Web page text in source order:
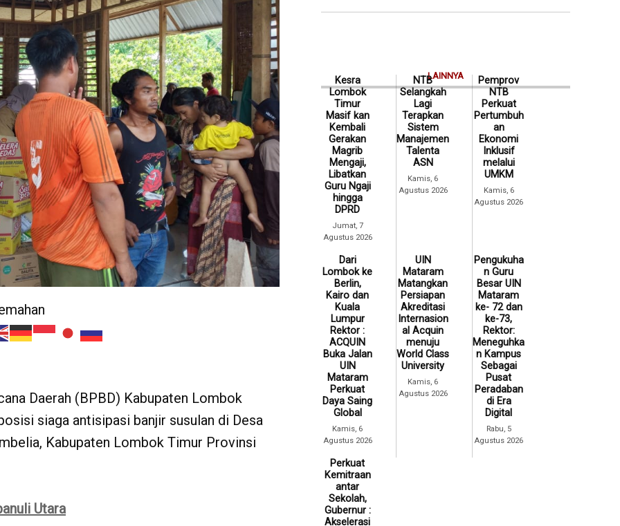
Daerah (BPBD) Kabupaten Lombok
siaga antisipasi banjir susulan di Desa
Kabupaten Lombok Timur Provinsi
Utara
LAINNYA
Kesra
Lombok
Timur
Masif kan
Kembali
Gerakan
Magrib
Mengaji,
Libatkan
Guru Ngaji
hingga
DPRD
Jumat, 7
Agustus 2026
NTB
Selangkah
Lagi
Terapkan
Sistem
Manajemen
Talenta
ASN
Kamis, 6
Agustus 2026
Pemprov
NTB
Perkuat
Pertumbuh
an
Ekonomi
Inklusif
melalui
UMKM
Kamis, 6
Agustus 2026
Dari
Lombok ke
Berlin,
Kairo dan
Kuala
Lumpur
Rektor :
ACQUIN
Buka Jalan
UIN
Mataram
Perkuat
Daya Saing
Global
Kamis, 6
Agustus 2026
UIN
Mataram
Matangkan
Persiapan
Akreditasi
Internasion
al Acquin
menuju
World Class
University
Kamis, 6
Agustus 2026
Pengukuha
n Guru
Besar UIN
Mataram
ke- 72 dan
ke-73,
Rektor:
Meneguhka
n Kampus
Sebagai
Pusat
Peradaban
di Era
Digital
Rabu, 5
Agustus 2026
Perkuat
Kemitraan
antar
Sekolah,
Gubernur :
Akselerasi